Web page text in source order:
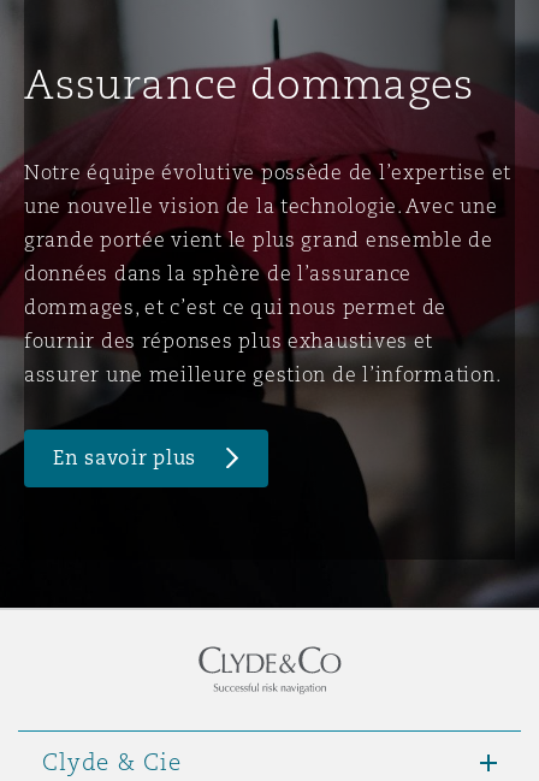
Assurance dommages
Notre équipe évolutive possède de l’expertise et
une nouvelle vision de la technologie. Avec une
grande portée vient le plus grand ensemble de
données dans la sphère de l’assurance
dommages, et c’est ce qui nous permet de
fournir des réponses plus exhaustives et
assurer une meilleure gestion de l’information.
En savoir plus
Clyde & Cie